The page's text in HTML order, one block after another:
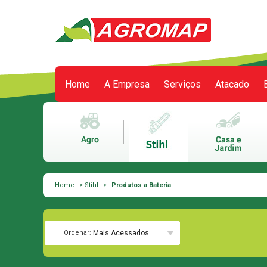
Home A Empresa Serviços Atacado
Home > Stihl > Produtos a Bateria
Ordenar: Mais Acessados